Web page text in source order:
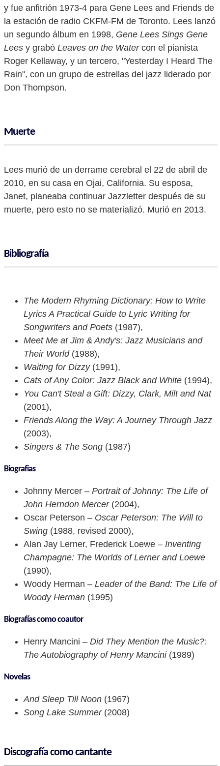
y fue anfitrión 1973-4 para Gene Lees and Friends de
la estación de radio CKFM-FM de Toronto. Lees lanzó
un segundo álbum en 1998, Gene Lees Sings Gene
Lees y grabó Leaves on the Watercon el pianista
Roger Kellaway, y un tercero, "Yesterday I Heard The
Rain", con un grupo de estrellas del jazz liderado por
Don Thompson.
Muerte
Lees murió de un derrame cerebral el 22 de abril de
2010, en su casa en Ojai, California. Su esposa,
Janet, planeaba continuar Jazzletter después de su
muerte, pero esto no se materializó. Murió en 2013.
Bibliografía
The Modern Rhyming Dictionary: How to Write
Lyrics A Practical Guide to Lyric Writing for
Songwriters and Poets (1987),
Meet Me at Jim & Andy's: Jazz Musicians and
Their World(1988),
Waiting for Dizzy(1991),
Cats of Any Color: Jazz Black and White (1994),
You Can't Steal a Gift: Dizzy, Clark, Milt and Nat
(2001),
Friends Along the Way: A Journey Through Jazz
(2003),
Singers & The Song (1987)
Biografias
Johnny Mercer – Portrait of Johnny: The Life of
John Herndon Mercer(2004),
Oscar Peterson – Oscar Peterson: The Will to
Swing (1988, revised 2000),
Alan Jay Lerner, Frederick Loewe – Inventing
Champagne: The Worlds of Lerner and Loewe
(1990),
Woody Herman – Leader of the Band: The Life of
Woody Herman (1995)
Biografías como coautor
Henry Mancini – Did They Mention the Music?:
The Autobiography of Henry Mancini(1989)
Novelas
And Sleep Till Noon (1967)
Song Lake Summer(2008)
Discografía como cantante